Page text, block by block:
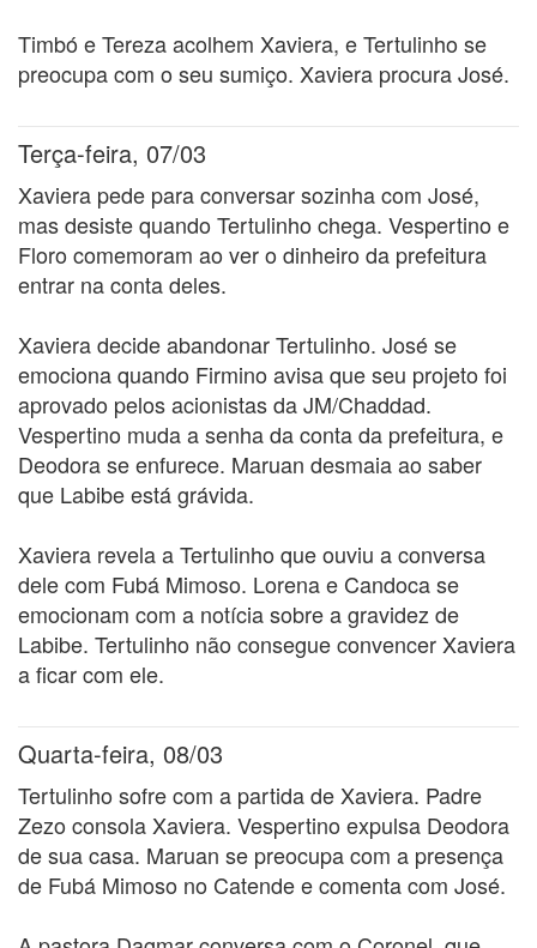
Timbó e Tereza acolhem Xaviera, e Tertulinho se
preocupa com o seu sumiço. Xaviera procura José.
Terça-feira, 07/03
Xaviera pede para conversar sozinha com José,
mas desiste quando Tertulinho chega. Vespertino e
Floro comemoram ao ver o dinheiro da prefeitura
entrar na conta deles.
Xaviera decide abandonar Tertulinho. José se
emociona quando Firmino avisa que seu projeto foi
aprovado pelos acionistas da JM/Chaddad.
Vespertino muda a senha da conta da prefeitura, e
Deodora se enfurece. Maruan desmaia ao saber
que Labibe está grávida.
Xaviera revela a Tertulinho que ouviu a conversa
dele com Fubá Mimoso. Lorena e Candoca se
emocionam com a notícia sobre a gravidez de
Labibe. Tertulinho não consegue convencer Xaviera
a ficar com ele.
Quarta-feira, 08/03
Tertulinho sofre com a partida de Xaviera. Padre
Zezo consola Xaviera. Vespertino expulsa Deodora
de sua casa. Maruan se preocupa com a presença
de Fubá Mimoso no Catende e comenta com José.